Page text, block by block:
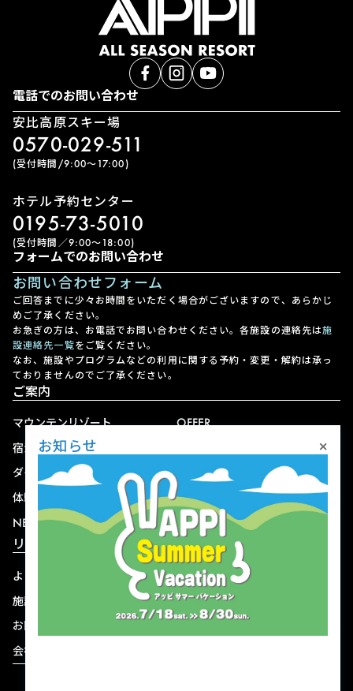
電話でのお問い合わせ
安比高原スキー場
0570-029-511
(受付時間/9:00〜17:00)
ホテル予約センター
0195-73-5010
(受付時間／9:00〜18:00)
フォームでのお問い合わせ
お問い合わせフォーム
ご回答までに少々お時間をいただく場合がございますので、あらかじ
めご了承ください。
お急ぎの方は、お電話でお問い合わせください。各施設の連絡先は施
設連絡先一覧をご覧ください。
なお、施設やプログラムなどの利用に関する予約・変更・解約は承っ
ておりませんのでご了承ください。
ご案内
マウンテンリゾート
宿泊
ダイニング
体験
NEWS
OFFER
ショップ
リゾート情報
よくある質問
施設連絡先一覧
お問い合わせ
会社概要
関連施設
資料ダウンロード
お知らせ ×